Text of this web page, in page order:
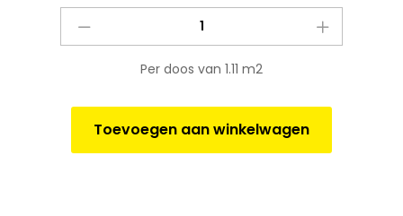
quantity
Per doos van 1.11 m2
Toevoegen aan winkelwagen